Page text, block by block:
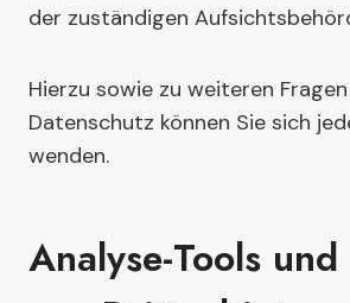
der zuständigen
Hierzu sowie zu weiteren
Datenschutz können Sie sich
wenden.
Analyse-Tools und